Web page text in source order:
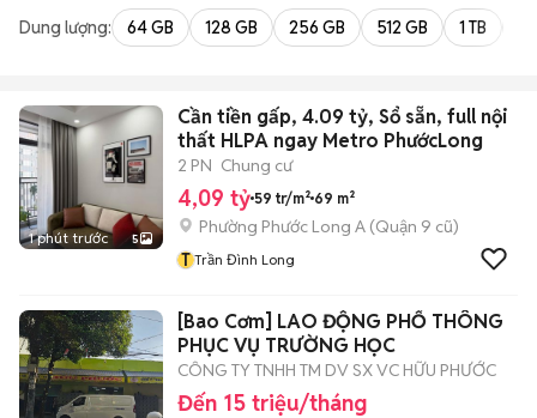
Dung lượng: 64 GB 128 GB 256 GB 512 GB 1 TB
1 phút trước 5
Cần tiền gấp, 4.09 tỷ, Sổ sẵn, full nội
thất HLPA ngay Metro PhướcLong
2 PN Chung cư
4,09 tỷ 59 tr/m² 69 m²
Phường Phước Long A (Quận 9 cũ)
T Trần Đình Long
[Bao Cơm] LAO ĐỘNG PHỔ THÔNG
PHỤC VỤ TRƯỜNG HỌC
CÔNG TY TNHH TM DV SX VC HỮU PHƯỚC
Đến 15 triệu/tháng